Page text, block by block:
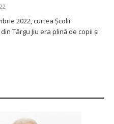
2022, curtea Școlii
Târgu Jiu era plină de copii și